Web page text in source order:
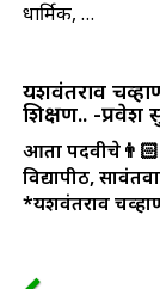
धार्मिक, …
यशवंतराव
शिक्षण.. -
आता
विद्यापीठ,
*यशवंतराव चव्हाण